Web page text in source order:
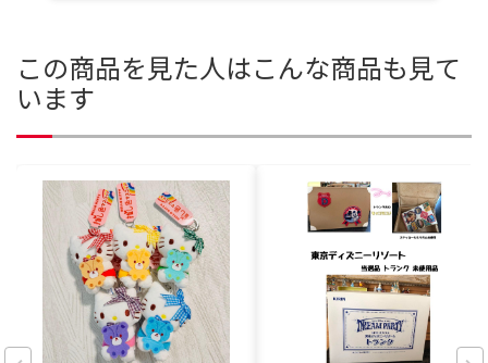
この商品を見た人はこんな商品も見て
います